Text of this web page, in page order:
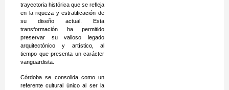
trayectoria histórica que se refleja
en la riqueza y estratificación de
su diseño actual. Esta
transformación ha permitido
preservar su valioso legado
arquitectónico y artístico, al
tiempo que presenta un carácter
vanguardista.
Córdoba se consolida como un
referente cultural único al ser la